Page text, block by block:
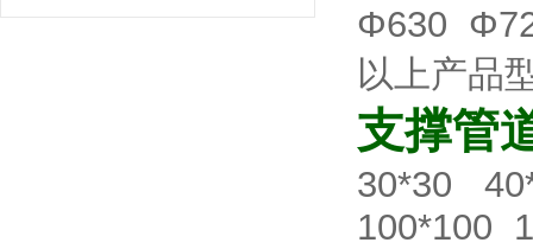
Φ630
以上产品
支撑管
30*30
100*100